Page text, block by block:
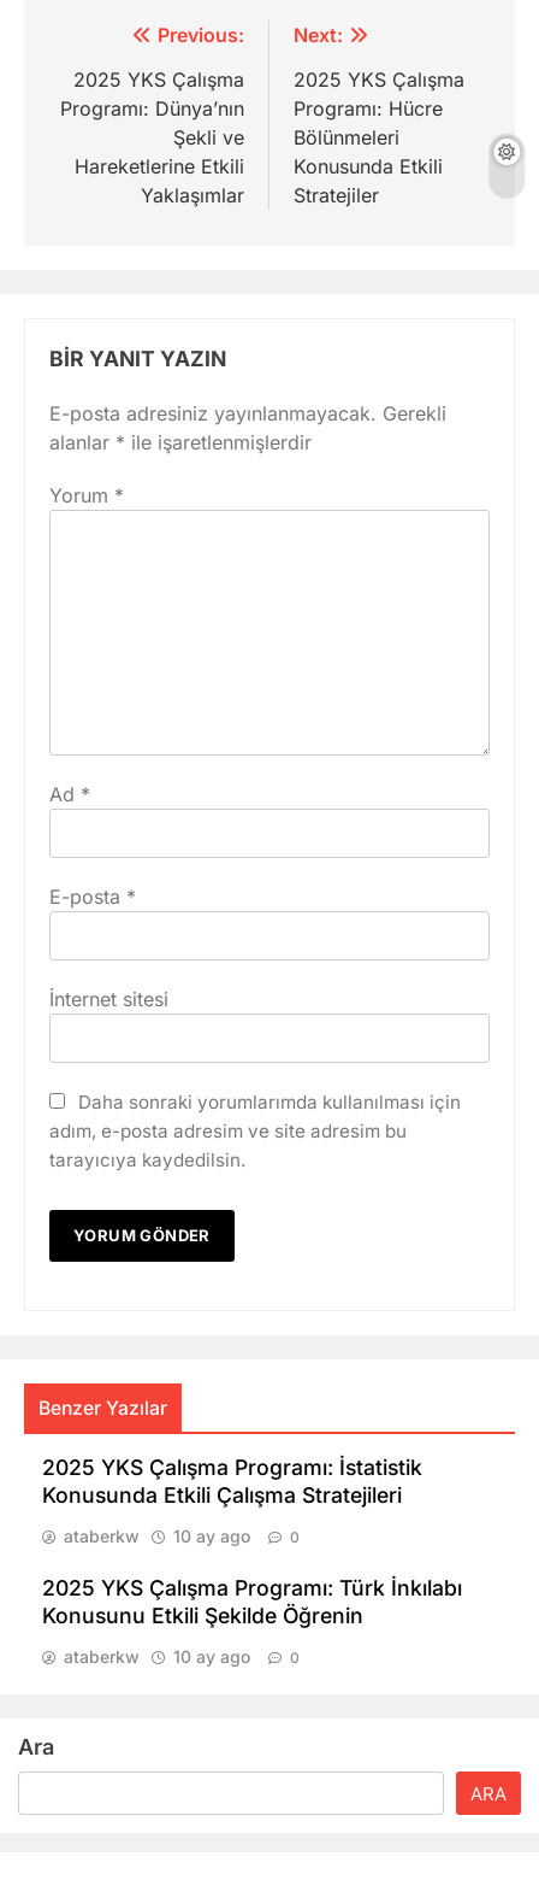
gezinmesi
Previous:
2025 YKS Çalışma
Programı: Dünya’nın
Şekli ve
Hareketlerine Etkili
Yaklaşımlar
Next:
2025 YKS Çalışma
Programı: Hücre
Bölünmeleri
Konusunda Etkili
Stratejiler
BIR YANIT YAZIN
E-posta adresiniz yayınlanmayacak. Gerekli
alanlar * ile işaretlenmişlerdir
Yorum *
Ad *
E-posta *
İnternet sitesi
Daha sonraki yorumlarımda kullanılması için
adım, e-posta adresim ve site adresim bu
tarayıcıya kaydedilsin.
Benzer Yazılar
2025 YKS Çalışma Programı: İstatistik
Konusunda Etkili Çalışma Stratejileri
ataberkw 10 ay ago 0
2025 YKS Çalışma Programı: Türk İnkılabı
Konusunu Etkili Şekilde Öğrenin
ataberkw 10 ay ago 0
Ara
ARA